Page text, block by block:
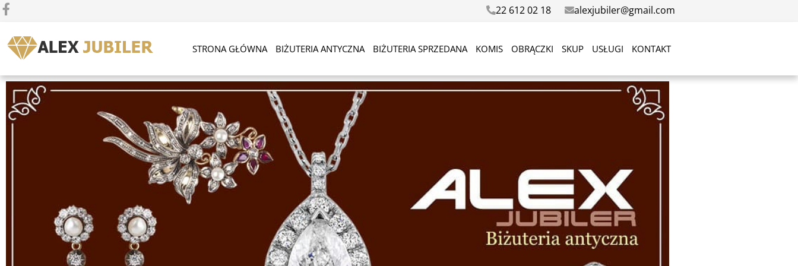
22 612 02 18 alexjubiler@gmail.com
STRONA GŁÓWNA BIŻUTERIA ANTYCZNA BIŻUTERIA SPRZEDANA KOMIS OBRĄCZKI SKUP USŁUGI KONTAKT